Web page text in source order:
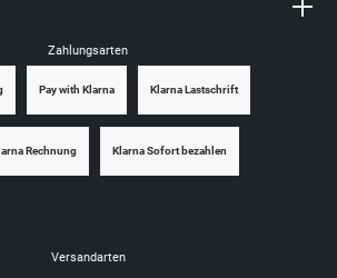
Zahlungsarten
Pay with Klarna Klarna Lastschrift
Rechnung Klarna Sofort bezahlen
Versandarten